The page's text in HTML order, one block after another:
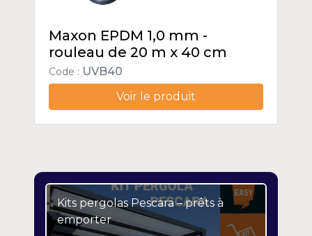
Maxon EPDM 1,0 mm -
rouleau de 20 m x 40 cm
Code : UVB40
Voir le produit
Kits pergolas Pescara – prêts à
emporter